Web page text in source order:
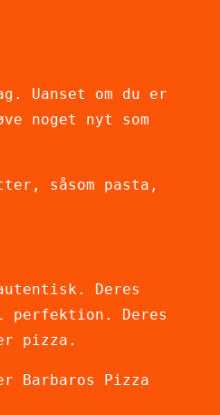
Uanset om du er
noget nyt som
såsom pasta,
Deres
Deres
pizza.
Barbaros Pizza